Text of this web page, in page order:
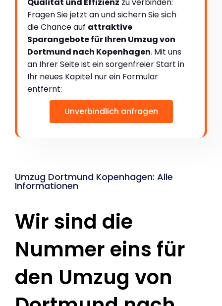
Qualität und Effizienz zu verbinden:
Fragen Sie jetzt an und sichern Sie sich
die Chance auf attraktive
Sparangebote für Ihren Umzug von
Dortmund nach Kopenhagen. Mit uns
an Ihrer Seite ist ein sorgenfreier Start in
Ihr neues Kapitel nur ein Formular
entfernt:
Unverbindlich anfragen
Umzug Dortmund Kopenhagen: Alle
Informationen
Wir sind die
Nummer eins für
den Umzug von